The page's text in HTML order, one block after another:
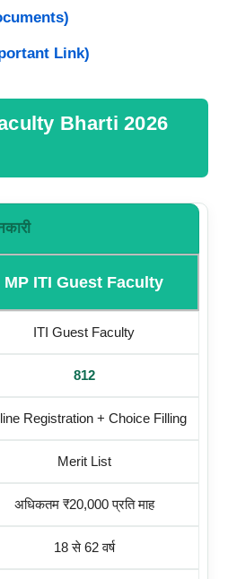
Link)
Bharti 2026
MP ITI Guest Faculty
ITI Guest Faculty
812
Registration + Choice Filling
Merit List
अधिकतम ₹20,000 प्रति माह
18 से 62 वर्ष